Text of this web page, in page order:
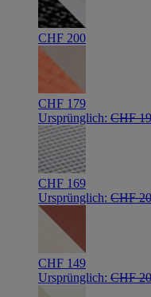
CHF 200
CHF 179
Ursprünglich: CHF
CHF 169
Ursprünglich: CHF
CHF 149
Ursprünglich: CHF